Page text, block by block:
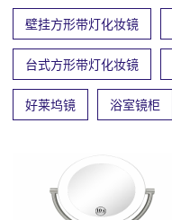
壁挂方形带灯化妆镜
台式方形带灯化妆镜
好莱坞镜 浴室镜柜